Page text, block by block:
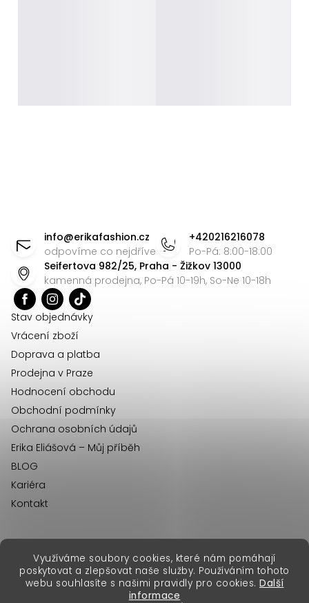
Využíváme soubory cookies, které nám pomáhají
poskytovat a zlepšovat naše služby. Používáním tohoto
webu souhlasíte s našimi pravidly pro cookies. Další
informace
info@erikafashion.cz
odpovíme co nejdříve
+420216216078
Po-Pá: 8:00-18:00
Seifertova 982/25, Praha - Žižkov 13000
kamenná prodejna, Po-Pá 10-19h, So-Ne 10-18h
Stav objednávky
Vrácení zboží
Doprava a platba
Prodejna v Praze
Hodnocení obchodu
Obchodní podmínky
Ochrana osobních údajů
Erika Eliášová – Můj příběh
BLOG
Kariéra
Kontakt
Vytvořil Shoptet Premium
Copyright 2026Erika Fashion. Všechna práva vyhrazena.
erikafashion.sk